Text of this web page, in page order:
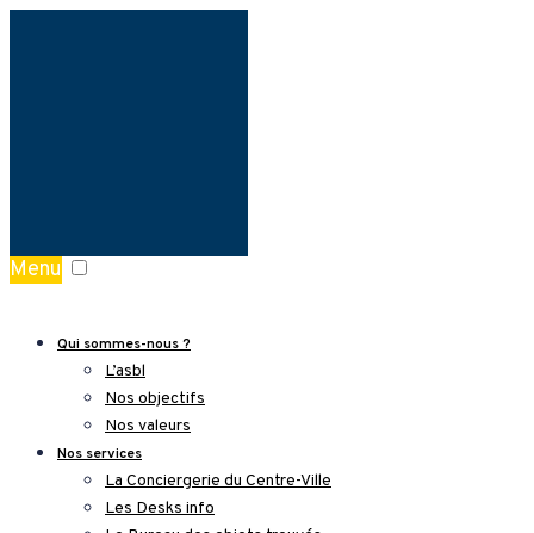
Menu
Qui sommes-nous ?
L’asbl
Nos objectifs
Nos valeurs
Nos services
La Conciergerie du Centre-Ville
Les Desks info